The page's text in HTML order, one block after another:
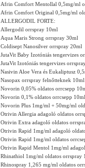
Afrin Comfort Mentollal 0,5mg/ml
Afrin Comfort Original 0,5mg/ml
ALLERGODIL FORTE:
Allergodil orrspray 10ml
Aqua Maris Strong orrspray 30ml
Coldisept Nanosilver orrspray 20ml
JutaVit Baby Izotóniás tengervizes
JutaVit Izotóniás tengervizes
Nasivin Aloe Vera és Eukaliptusz
Nasopax orrspray felnőtteknek 10ml
Novorin 0,05% oldatos orrcsepp
Novorin 0,1% oldatos orrcsepp 10ml
Novorin Plus 1mg/ml + 50mg/ml
Otrivin Allergia adagoló oldatos
Otrivin Extra adagoló oldatos
Otrivin Rapid 1mg/ml adagoló
Otrivin Rapid 1mg/ml oldatos
Otrivin Rapid Mentol 1mg/ml
Rhinathiol 1mg/ml oldatos orrspray
Rhinospray 1,265 mg/ml oldatos